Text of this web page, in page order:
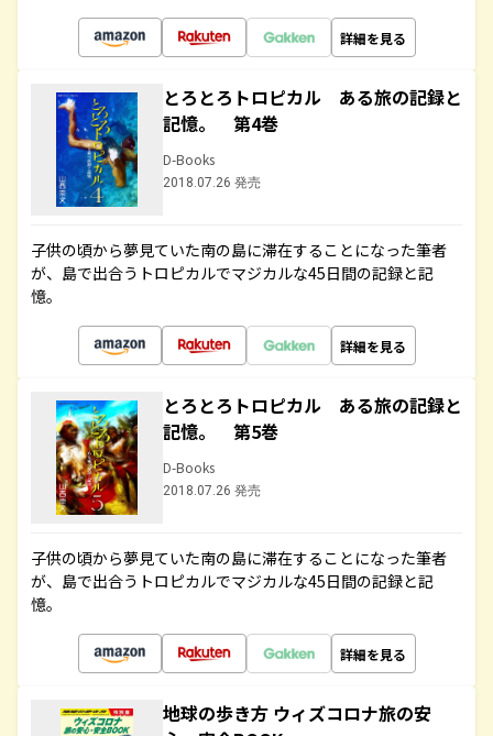
詳細を見る
とろとろトロピカル ある旅の記録と
記憶。 第4巻
D-Books
2018.07.26 発売
子供の頃から夢見ていた南の島に滞在することになった筆者
が、島で出合うトロピカルでマジカルな45日間の記録と記
憶。
詳細を見る
とろとろトロピカル ある旅の記録と
記憶。 第5巻
D-Books
2018.07.26 発売
子供の頃から夢見ていた南の島に滞在することになった筆者
が、島で出合うトロピカルでマジカルな45日間の記録と記
憶。
詳細を見る
地球の歩き方 ウィズコロナ旅の安